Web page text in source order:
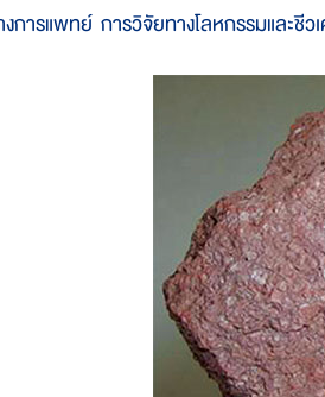
การแพทย์ การวิจัยทางโลหกรรมและชีว